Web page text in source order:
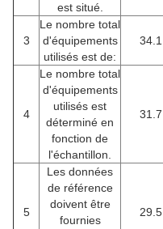
est situé.
3
Le nombre total
d'équipements
utilisés est de:
34.1
4
Le nombre total
d'équipements
utilisés est
déterminé en
fonction de
l'échantillon.
31.7
5
Les données
de référence
doivent être
fournies
29.5